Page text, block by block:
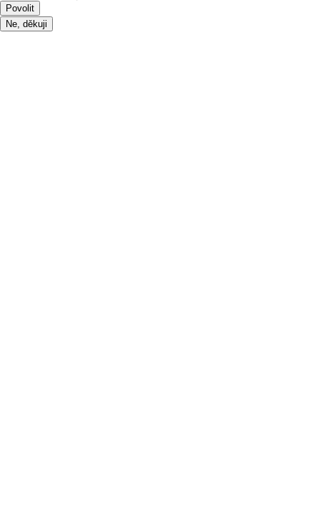
Povolit
Ne, děkuji